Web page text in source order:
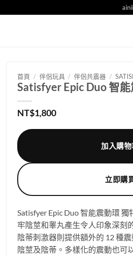
首頁 / 伴侶玩具 / 伴侶共震器 /
Satisfyer Epic Duo 智
NT$1,800
加入購物
立即購
Satisfyer Epic Duo 智能震動環
牢陰莖和睾丸產生令人印象深刻
陰蒂刺激器則提供額外的 12 種
陰莖及陰蒂。多樣化的震動也可